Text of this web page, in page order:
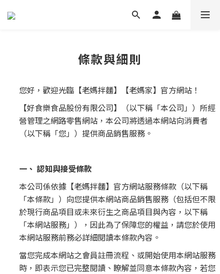
條款與細則
您好，歡迎光臨【老媽拌麵】【老媽家】官方網站！
【好食樂食品股份有限公司】（以下稱「本公司」）所經
營管理之網路零售網站，本公司將透過本網站向消費者
（以下稱「您」）提供商品銷售服務。
一、 認知與接受條款
本公司係依據【老媽拌麵】官方網站服務條款（以下稱
「本條款」）向您提供本網站商品銷售服務（包括但不限
於現行商品項目或未來衍生之商品項目與內容，以下稱
「本網站服務」），因此為了保障您的權益，請您於使用
本網站服務前務必詳細閱讀本條款內容。
當您完成本網站之會員註冊流程、或開始使用本網站服務
時，即表示您已完整閱讀、瞭解並同意本條款內容，若您